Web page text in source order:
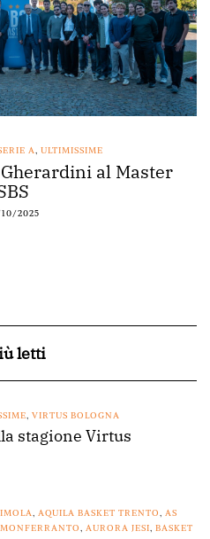
A, ULTIMISSIME
al Master
2025
letti
, VIRTUS BOLOGNA
stagione Virtus
, AQUILA BASKET TRENTO, AS
, AURORA JESI, BASKET